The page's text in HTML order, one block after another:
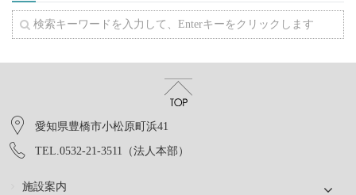
愛知県豊橋市小松原町浜41
TEL.0532-21-3511（法人本部）
施設案内